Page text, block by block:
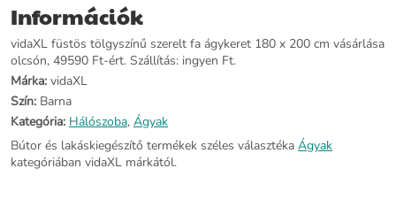
tartalmaz. Matracok széles választékát kínáljuk. A hozzá illő
matracot megtekintheti áruházunkban.Színe: füstös tölgyÁgykeret
anyaga: szerelt fa, tömör eukaliptuszfaLéc anyaga: furnérlemezTeljes
mérete: 203 x 183 x 20 cm (Ho x Szé x Ma)Alkalmas matrac mérete:
180 x 200 cm (Ho x Szé) (a szállítás a matracot nem
tartalmazza)Összeszerelést igényel: igen
Információk
vidaXL füstös tölgyszínű szerelt fa ágykeret 180 x 200 cm vásárlása
olcsón, 49590 Ft-ért. Szállítás: ingyen Ft.
Márka: vidaXL
Szín: Barna
Kategória: Hálószoba, Ágyak
Bútor és lakáskiegészítő termékek széles választéka Ágyak
kategóriában vidaXL márkától.